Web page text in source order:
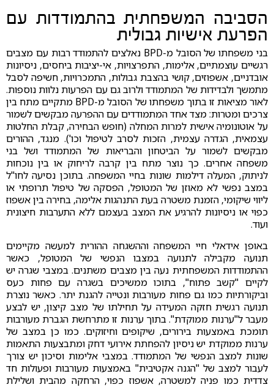
הסביבה המשפחתית בהתמודדות עם
הפרעת אישיות גבולית
בני משפחתו של הסובל מ-BPD נאלצים להתמודד רבות עם מצבים
רגשיים עוצמתיים, אלימות, התפרצויות, אי-יציבות ביחסים, ניסיונות
אובדניים, אשפוזים, קושי בהצבת גבולות, התמכרויות, חשיפה לסבל
מתמשך ולבדידות של המתמודד ולרוב גם עם הפרעות נלוות נוספות.
לאור מציאות זו בתוך משפחתו של הסובל מ-BPD מתקיים מתח בין
צרכים ומטרות: מצד אחד המתמודדים עם ההפרעה מבקשים לשמור
על אוטונומיה אישית למרות המחלה (חופש הבחירה, קבלת החלטות
עצמאית, הגדרה עצמית, הזכות לסרב לטיפול וכו'). מנגד, ההורים
מבקשים לשמור על הביטחון והבריאות של המתמודד ושל בני
משפחה אחרים. כך נוצר מתח בין קרבה לריחוק או בין נוכחות
לניתוק, המעלה דילמות שונות בחיי המשפחה. בתוכן נסיעה לחו"ל
במצב נפשי לא מאוזן של המטופל, הפסקה של טיפול תרופתי או
ליווי שיקומי, הזמנת משטרה בעת התנהגות אלימה, בחירה בין אשפוז
כפוי או ניסיונות להרגיע את המצב בעצמם ללא התערבות חיצונית
ועוד.
באופן אידאלי חיי המשפחה וההשגחה ההורית למעשה מקיימים
תנועה מקבילה לתנועה במצבו הנפשי של המטופל, כאשר
ההתמודדות המשפחתית נעה בין מצבים משתנים. במצבי שגרה יש
לקיים "קשב פתוח", בתוכו ממשיכים בשגרה עם פחות כעס
וביקורתיות כמו גם פחות מעורבות ונטייה להגנת יתר. כאשר נוצרת
תנועה רגשית חזקה המעידה על תחילתו של מצב קיצון, יש לבצע
מעבר ל"ערנות ממוקדת". בתוך ערנות זו מתרחשת הגברת מעורבות
תומכת באמצעות בירורים, שיקופים וחיזוקים. כמו כן במצב של
ערנות ממוקדת יש ניסיון להפחתת אירועי דחק ומתבצעות התאמות
שונות למצב הנפשי של המתמודד. במצבי אלימות וסיכון יש צורך
לעבור למצב של "הגנה אקטיבית" באמצעות מעורבות ופעולות חד
צדדית כמו פניה למשטרה, אשפוז כפוי, הרחקה מהבית ושלילת